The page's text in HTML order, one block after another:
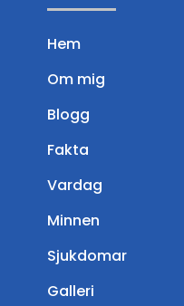
Hem
Om mig
Blogg
Fakta
Vardag
Minnen
Sjukdomar
Galleri